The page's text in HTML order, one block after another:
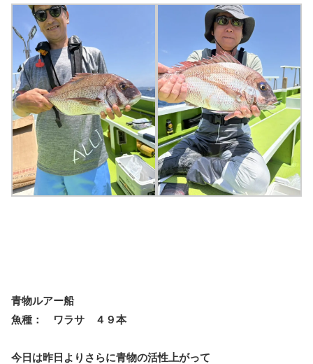
青物ルアー船
魚種： ワラサ ４９本
今日は昨日よりさらに青物の活性上がって